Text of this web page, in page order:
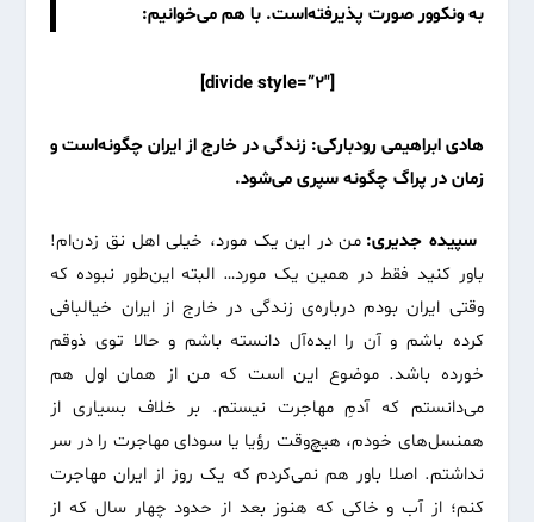
به ونکوور صورت پذیرفته‌است. با هم می‌خوانیم:
[divide style=”2″]
هادی ابراهیمی رودبارکی: زندگی در خارج از ایران چگونه‌است و
زمان در پراگ چگونه سپری می‌شود.
سپیده جدیری: من در این یک مورد، خیلی اهل نق زدن‌ام!
باور کنید فقط در همین یک مورد… البته این‌طور نبوده که
وقتی ایران بودم درباره‌‌ی زندگی در خارج از ایران خیالبافی
کرده باشم و آن را ایده‌آل دانسته باشم و حالا توی ذوقم
خورده باشد. موضوع این است که من از همان اول هم
می‌دانستم که آدمِ مهاجرت نیستم. بر خلاف بسیاری از
همنسل‌های خودم، هیچ‌وقت رؤیا یا سودای مهاجرت را در سر
نداشتم. اصلا باور هم نمی‌کردم که یک روز از ایران مهاجرت
کنم؛ از آب و خاکی که هنوز بعد از حدود چهار سال که از